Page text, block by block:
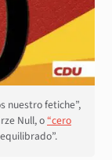
nuestro fetiche”,
Null, o“cero